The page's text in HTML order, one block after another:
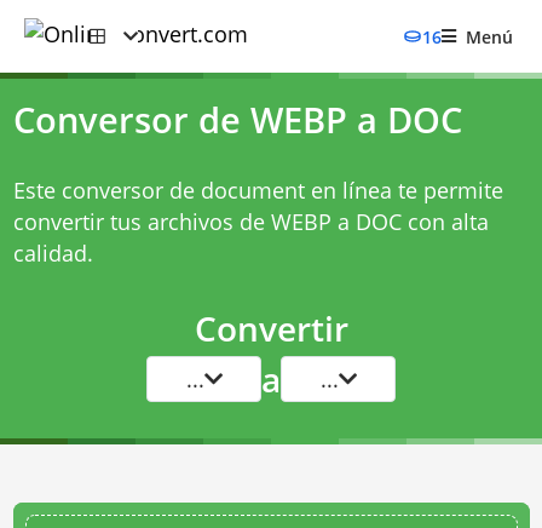
16 Menú
Conversor de WEBP a DOC
Este conversor de document en línea te permite
convertir tus archivos de WEBP a DOC con alta
calidad.
Convertir
... a ...